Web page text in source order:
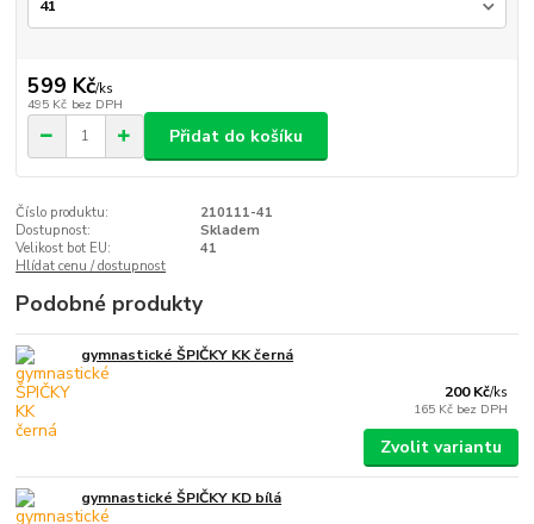
599 Kč/ks
495 Kč bez DPH
Přidat do košíku
Číslo produktu:
210111-41
Dostupnost:
Skladem
Velikost bot EU:
41
Hlídat cenu / dostupnost
Podobné produkty
gymnastické ŠPIČKY KK černá
200 Kč/ks
165 Kč bez DPH
Zvolit variantu
gymnastické ŠPIČKY KD bílá